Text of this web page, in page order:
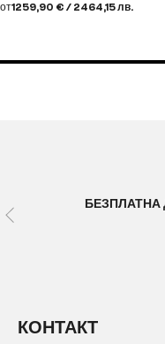
от1259,90 € / 2464,15 лв.
КОНТАКТ